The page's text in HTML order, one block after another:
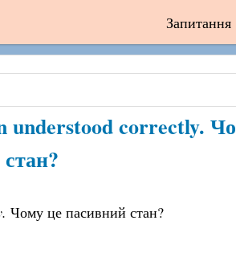
Запитання
understood correctly.
стан?
Чому це пасивний стан?